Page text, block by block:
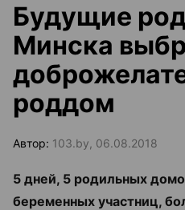
Будущие
Минска
роддом
Автор: 103.by, 06.08.2018
5 дней, 5 родильных
беременных участниц,